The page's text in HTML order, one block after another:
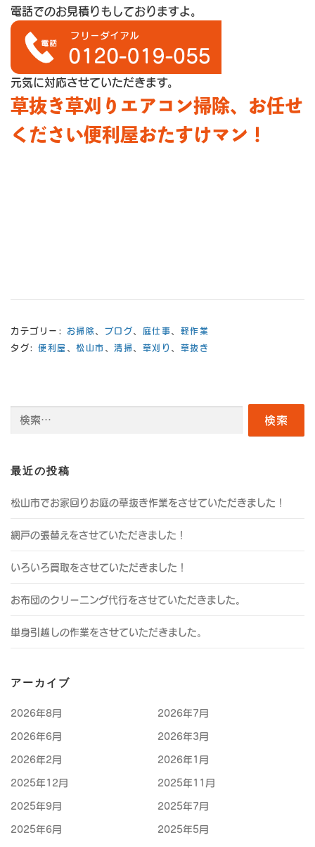
電話でのお見積りもしておりますよ。
元気に対応させていただきます。
草抜き草刈りエアコン掃除、お任せ
ください便利屋おたすけマン！
カテゴリー: お掃除 ブログ 庭仕事
軽作業
タグ: 便利屋 松山市 清掃 草刈り 草抜き
最近の投稿
松山市でお家回りお庭の草抜き作業をさせていただきました！
網戸の張替えをさせていただきました！
いろいろ買取をさせていただきました！
お布団のクリーニング代行をさせていただきました。
単身引越しの作業をさせていただきました。
アーカイブ
2026年8月 2026年7月
2026年6月 2026年3月
2026年2月 2026年1月
2025年12月 2025年11月
2025年9月 2025年7月
2025年6月 2025年5月